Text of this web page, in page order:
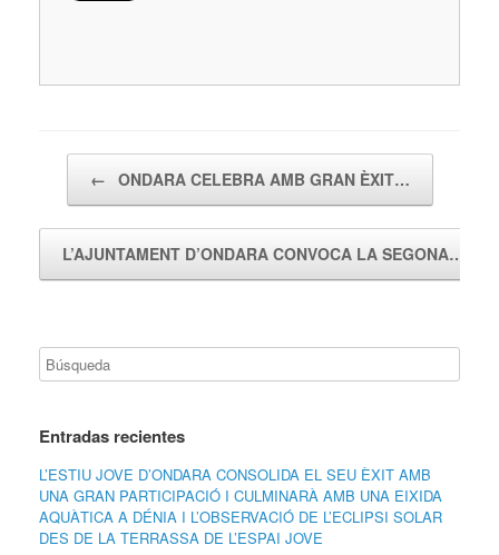
← ONDARA CELEBRA AMB GRAN ÈXIT…
L’AJUNTAMENT D’ONDARA CONVOCA LA SEGONA…
Entradas recientes
L’ESTIU JOVE D’ONDARA CONSOLIDA EL SEU ÈXIT AMB
UNA GRAN PARTICIPACIÓ I CULMINARÀ AMB UNA EIXIDA
AQUÀTICA A DÉNIA I L’OBSERVACIÓ DE L’ECLIPSI SOLAR
DES DE LA TERRASSA DE L’ESPAI JOVE